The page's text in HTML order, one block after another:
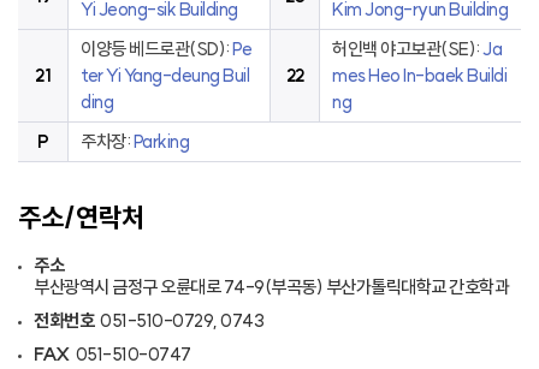
Yi Jeong-sik Building
Kim Jong-ryun Building
21
이양등 베드로관(SD):Pe
ter Yi Yang-deung Buil
ding
22
허인백 야고보관(SE):Ja
mes Heo In-baek Buildi
ng
P
주차장:Parking
주소/연락처
주소
부산광역시 금정구 오륜대로 74-9(부곡동) 부산가톨릭대학교 간호학과
전화번호 051-510-0729, 0743
FAX 051-510-0747